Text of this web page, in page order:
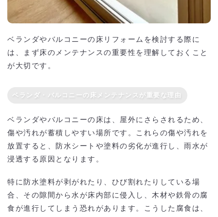
ベランダやバルコニーの床リフォームを検討する際に
は、まず床のメンテナンスの重要性を理解しておくこと
が大切です。
ベランダ・バルコニーの床メンテナンスが重要な理由
ベランダやバルコニーの床は、屋外にさらされるため、
傷や汚れが蓄積しやすい場所です。これらの傷や汚れを
放置すると、防水シートや塗料の劣化が進行し、雨水が
浸透する原因となります。
特に防水塗料が剥がれたり、ひび割れたりしている場
合、その隙間から水が床内部に侵入し、木材や鉄骨の腐
食が進行してしまう恐れがあります。こうした腐食は、